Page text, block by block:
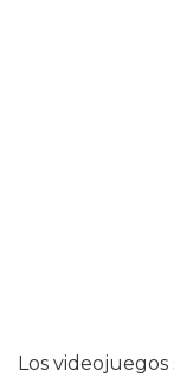
Los